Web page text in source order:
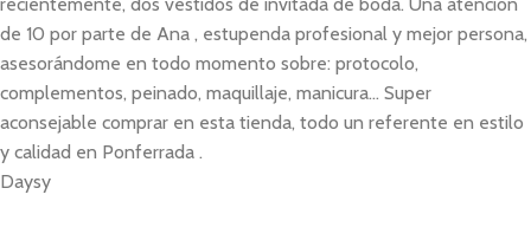
de 10 por parte de Ana , estupenda profesional y mejor persona,
asesorándome en todo momento sobre: protocolo,
complementos, peinado, maquillaje, manicura... Super
aconsejable comprar en esta tienda, todo un referente en estilo
y calidad en Ponferrada .
Daysy